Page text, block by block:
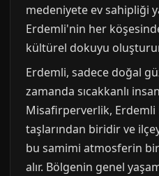
medeniyete ev sahipliği
Erdemli'nin her
kültürel dokuyu
Erdemli, sadece doğal
zamanda sıcakkanlı
Misafirperverlik,
taşlarından biridir ve
bu samimi atmosferin
alır. Bölgenin genel